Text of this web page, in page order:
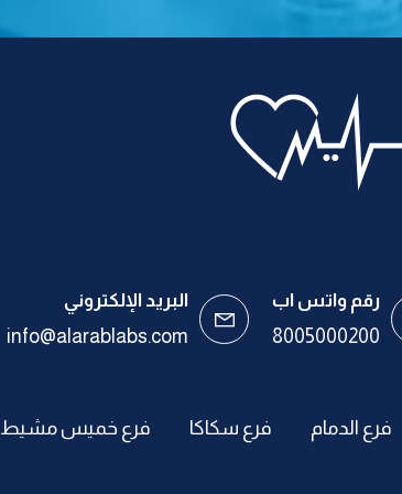
رقم واتس اب
8005000200
البريد الإلكتروني
info@alarablabs.com
فرع الدمام فرع سكاكا فرع خميس مشيط